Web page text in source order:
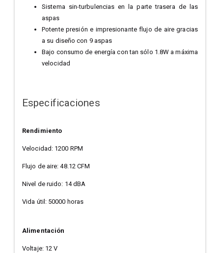
Sistema sin-turbulencias en la parte trasera de las
aspas
Potente presión e impresionante flujo de aire gracias
a su diseño con 9 aspas
Bajo consumo de energía con tan sólo 1.8W a máxima
velocidad
Especificaciones
Rendimiento
Velocidad: 1200 RPM
Flujo de aire: 48.12 CFM
Nivel de ruido: 14 dBA
Vida útil: 50000 horas
Alimentación
Voltaje: 12 V